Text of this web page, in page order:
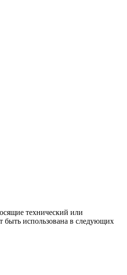
технический или
быть использована в следующих